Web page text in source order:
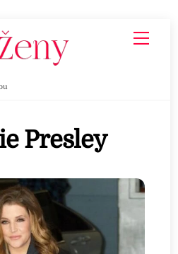
Presley